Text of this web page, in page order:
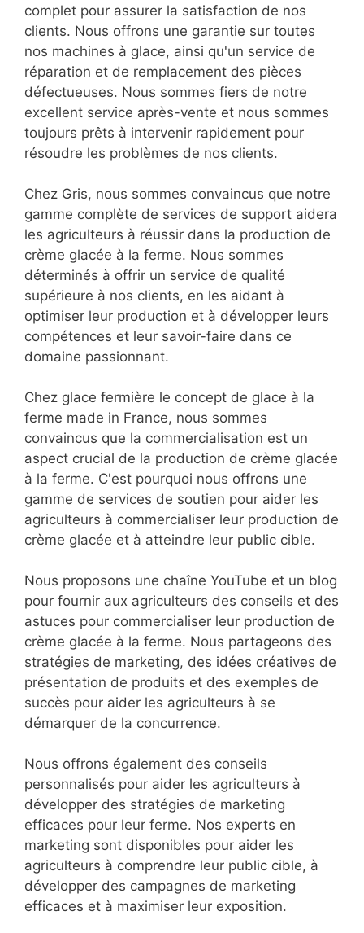
complet pour assurer la satisfaction de nos
clients. Nous offrons une garantie sur toutes
nos machines à glace, ainsi qu'un service de
réparation et de remplacement des pièces
défectueuses. Nous sommes fiers de notre
excellent service après-vente et nous sommes
toujours prêts à intervenir rapidement pour
résoudre les problèmes de nos clients.
Chez Gris, nous sommes convaincus que notre
gamme complète de services de support aidera
les agriculteurs à réussir dans la production de
crème glacée à la ferme. Nous sommes
déterminés à offrir un service de qualité
supérieure à nos clients, en les aidant à
optimiser leur production et à développer leurs
compétences et leur savoir-faire dans ce
domaine passionnant.
Chez glace fermière le concept de glace à la
ferme made in France, nous sommes
convaincus que la commercialisation est un
aspect crucial de la production de crème glacée
à la ferme. C'est pourquoi nous offrons une
gamme de services de soutien pour aider les
agriculteurs à commercialiser leur production de
crème glacée et à atteindre leur public cible.
Nous proposons une chaîne YouTube et un blog
pour fournir aux agriculteurs des conseils et des
astuces pour commercialiser leur production de
crème glacée à la ferme. Nous partageons des
stratégies de marketing, des idées créatives de
présentation de produits et des exemples de
succès pour aider les agriculteurs à se
démarquer de la concurrence.
Nous offrons également des conseils
personnalisés pour aider les agriculteurs à
développer des stratégies de marketing
efficaces pour leur ferme. Nos experts en
marketing sont disponibles pour aider les
agriculteurs à comprendre leur public cible, à
développer des campagnes de marketing
efficaces et à maximiser leur exposition.